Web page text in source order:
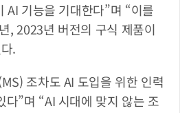
AI 기능을 기대한다”며 “이를
, 2023년 버전의 구식 제품이
.
조차도 AI 도입을 위한 인력
다”며 “AI 시대에 맞지 않는 조